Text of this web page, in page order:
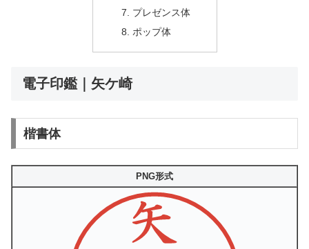
プレゼンス体
ポップ体
電子印鑑｜矢ケ崎
楷書体
PNG形式